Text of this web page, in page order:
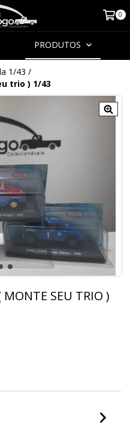
0
PRODUTOS
1/43 /
trio ) 1/43
MONTE SEU TRIO )